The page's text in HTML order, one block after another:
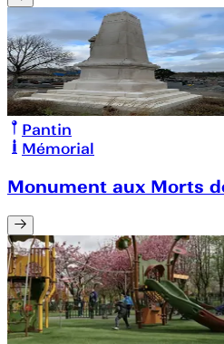
Pantin
Mémorial
Monument aux Morts